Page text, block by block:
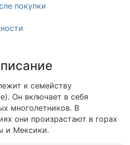
покупки
к семейству
Он включает в себя
многолетников. В
они произрастают в горах
и Мексики.